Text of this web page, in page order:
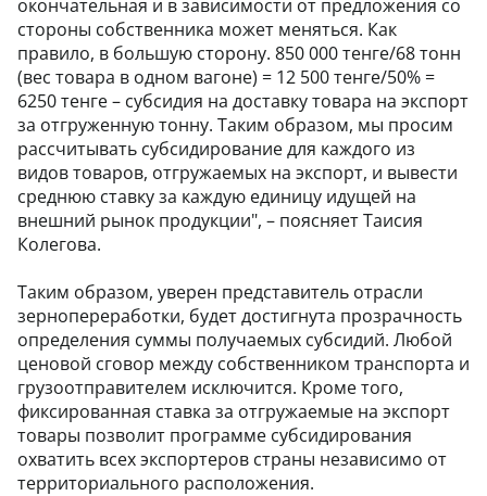
окончательная и в зависимости от предложения со
стороны собственника может меняться. Как
правило, в большую сторону. 850 000 тенге/68 тонн
(вес товара в одном вагоне) = 12 500 тенге/50% =
6250 тенге – субсидия на доставку товара на экспорт
за отгруженную тонну. Таким образом, мы просим
рассчитывать субсидирование для каждого из
видов товаров, отгружаемых на экспорт, и вывести
среднюю ставку за каждую единицу идущей на
внешний рынок продукции", – поясняет Таисия
Колегова.
Таким образом, уверен представитель отрасли
зернопереработки, будет достигнута прозрачность
определения суммы получаемых субсидий. Любой
ценовой сговор между собственником транспорта и
грузоотправителем исключится. Кроме того,
фиксированная ставка за отгружаемые на экспорт
товары позволит программе субсидирования
охватить всех экспортеров страны независимо от
территориального расположения.